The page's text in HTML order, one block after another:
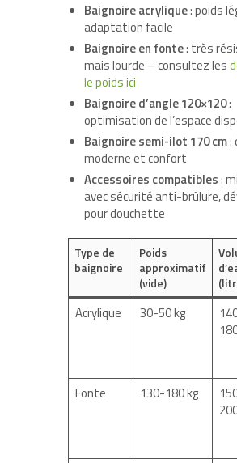
Baignoire acrylique: poids
adaptation facile
Baignoire en fonte: très
mais lourde – consultez les
le poids ici
Baignoire d’angle 120×120:
optimisation de l’espace
Baignoire semi-ilot 170 cm:
moderne et confort
Accessoires compatibles:
avec sécurité anti-brûlure,
pour douchette
Type de
baignoire
Poids
approximatif
(vide)
Acrylique 30-50 kg
Fonte
130-180 kg